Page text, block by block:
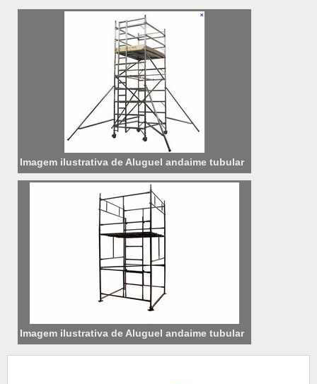
tubular é uma estrutura provisória, criada para
sustentar os trabalhadores que estão
Imagem ilustrativa de Aluguel andaime tubular
Imagem ilustrativa de Aluguel andaime tubular